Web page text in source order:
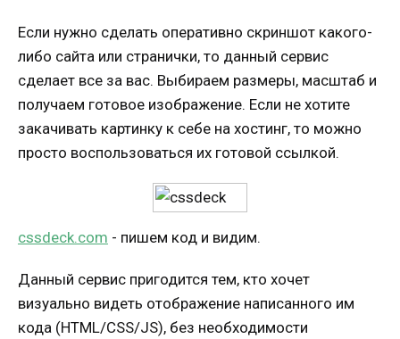
Если нужно сделать оперативно скриншот какого-
либо сайта или странички, то данный сервис
сделает все за вас. Выбираем размеры, масштаб и
получаем готовое изображение. Если не хотите
закачивать картинку к себе на хостинг, то можно
просто воспользоваться их готовой ссылкой.
cssdeck.com - пишем код и видим.
Данный сервис пригодится тем, кто хочет
визуально видеть отображение написанного им
кода (HTML/CSS/JS), без необходимости